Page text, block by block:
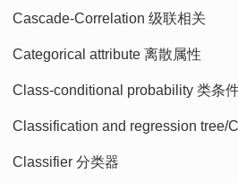
Cascade-Correlation 级联相关
Categorical attribute 离散属性
Class-conditional probability 类条
Classification and regression tree/
Classifier 分类器